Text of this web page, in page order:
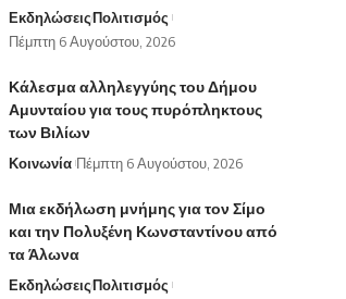
ΕκδηλώσειςΠολιτισμός
Πέμπτη 6 Αυγούστου, 2026
Κάλεσμα αλληλεγγύης του Δήμου
Αμυνταίου για τους πυρόπληκτους
των Βιλίων
Κοινωνία Πέμπτη 6 Αυγούστου, 2026
Μια εκδήλωση μνήμης για τον Σίμο
και την Πολυξένη Κωνσταντίνου από
τα Άλωνα
ΕκδηλώσειςΠολιτισμός